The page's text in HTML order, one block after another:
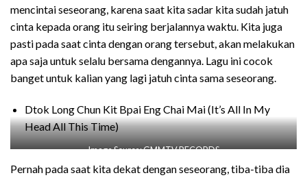
mencintai seseorang, karena saat kita sadar kita sudah jatuh
cinta kepada orang itu seiring berjalannya waktu. Kita juga
pasti pada saat cinta dengan orang tersebut, akan melakukan
apa saja untuk selalu bersama dengannya. Lagu ini cocok
banget untuk kalian yang lagi jatuh cinta sama seseorang.
Dtok Long Chun Kit Bpai Eng Chai Mai (It’s All In My
Head All This Time)
Image Source: GMMTV RECORDS
Pernah pada saat kita dekat dengan seseorang, tiba-tiba dia